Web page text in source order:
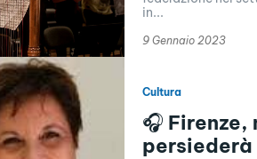
in...
9 Gennaio 2023
Cultura
🎧
persiederà